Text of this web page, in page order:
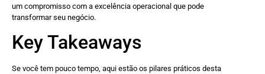
um compromisso com a excelência operacional que pode
transformar seu negócio.
Key Takeaways
Se você tem pouco tempo, aqui estão os pilares práticos desta